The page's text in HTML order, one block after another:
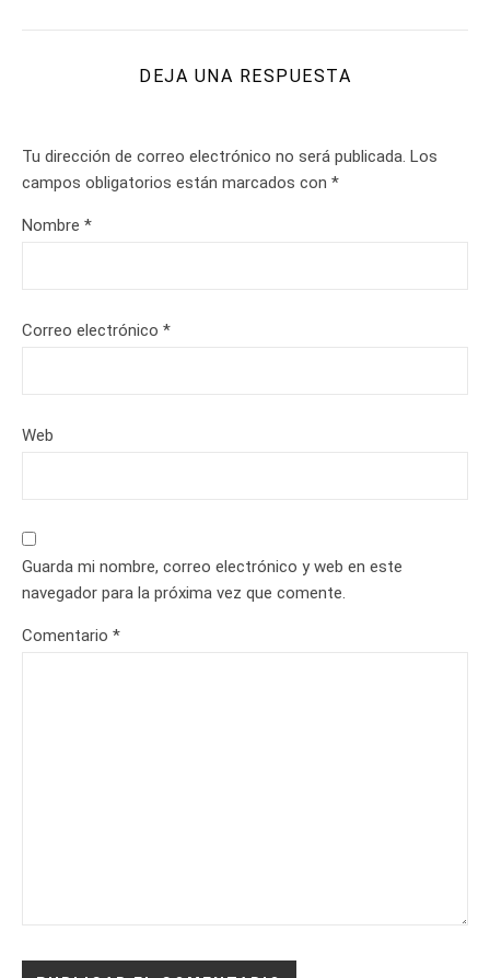
DEJA UNA RESPUESTA
Tu dirección de correo electrónico no será publicada. Los
campos obligatorios están marcados con *
Nombre *
Correo electrónico *
Web
Guarda mi nombre, correo electrónico y web en este
navegador para la próxima vez que comente.
Comentario *